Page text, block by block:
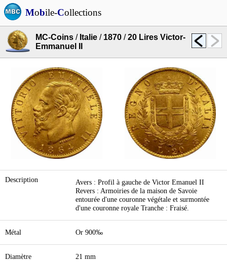
Mobile-Collections
MC-Coins / Italie / 1870 /20 Lires Victor-
Emmanuel II
Description
Avers : Profil à gauche de Victor Emanuel II
Revers : Armoiries de la maison de Savoie
entourée d'une couronne végétale et surmontée
d'une couronne royale Tranche : Fraisé.
Métal Or 900‰
Diamètre 21 mm